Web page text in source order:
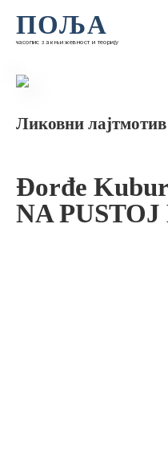
ПОЉА
часопис за књижевност и теорију
Ликовни лајтмотив
Đorđe
NA